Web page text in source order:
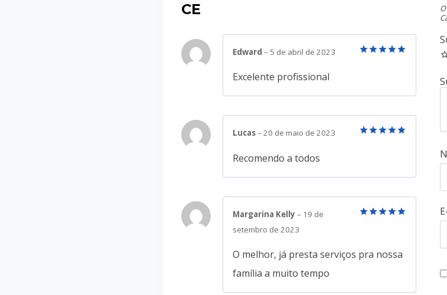
CE
Edward – 5 de abril de 2023
Excelente profissional
Lucas– 20 de maio de 2023
Recomendo a todos
Margarina Kelly – 19 de
setembro de 2023
O melhor, já presta serviços pra nossa
família a muito tempo